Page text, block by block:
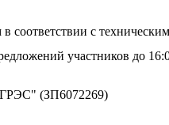
в соответствии с
участников до
ГРЭС" (ЗП6072269)